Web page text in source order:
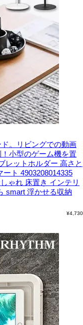
。リビングでの動画
小型のゲーム機を置
レットホルダー 高さと
ト 4903208014335
ゃれ 床置き インテリ
smart 浮かせる収納
¥4,730